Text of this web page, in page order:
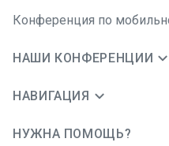
Конференция по
НАШИ КОНФЕРЕНЦИИ
НАВИГАЦИЯ
НУЖНА ПОМОЩЬ?